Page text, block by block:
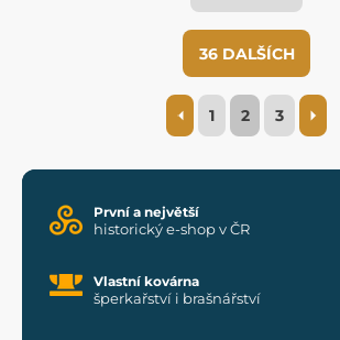
36 DALŠÍCH
1 2 3
První a největší
historický e-shop v ČR
Vlastní kovárna
šperkařství i brašnářství